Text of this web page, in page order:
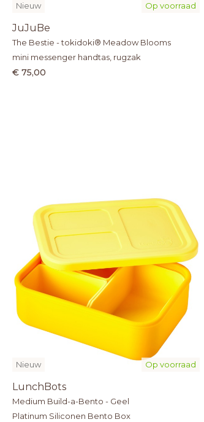
Op voorraad
Nieuw
JuJuBe
The Bestie - tokidoki® Meadow Blooms
mini messenger handtas, rugzak
€ 75,00
Op voorraad
Nieuw
LunchBots
Medium Build-a-Bento - Geel
Platinum Siliconen Bento Box